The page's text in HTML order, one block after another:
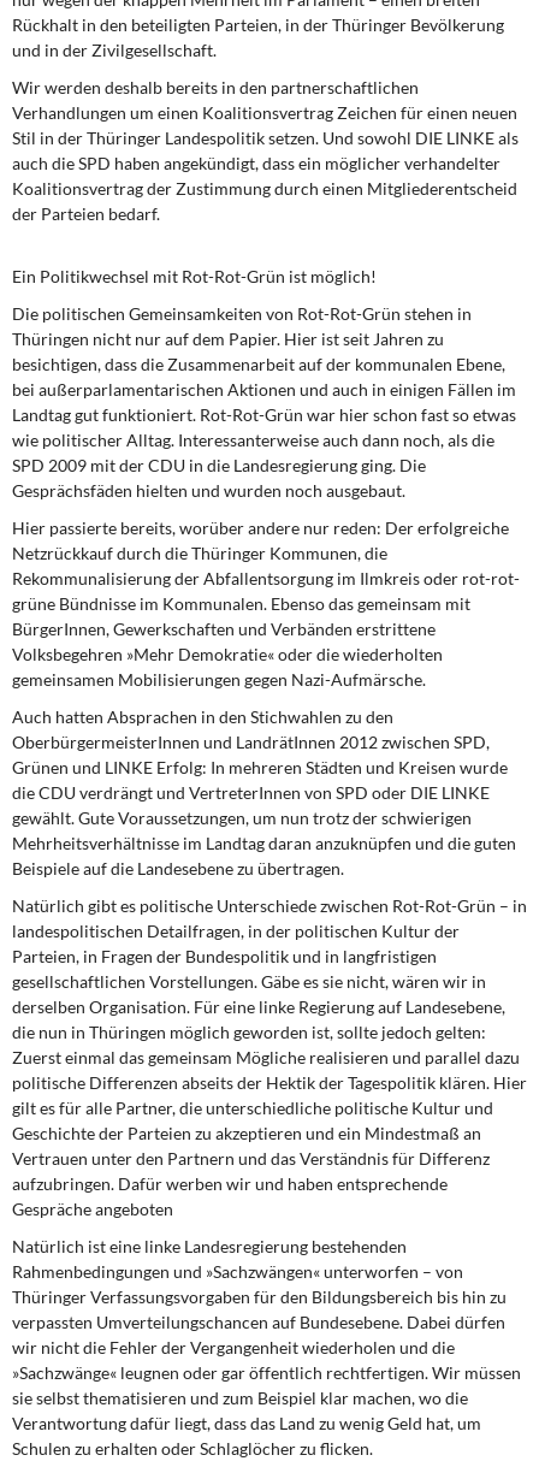
Rückhalt in den beteiligten Parteien, in der Thüringer Bevölkerung
und in der Zivilgesellschaft.
Wir werden deshalb bereits in den partnerschaftlichen
Verhandlungen um einen Koalitionsvertrag Zeichen für einen neuen
Stil in der Thüringer Landespolitik setzen. Und sowohl DIE LINKE als
auch die SPD haben angekündigt, dass ein möglicher verhandelter
Koalitionsvertrag der Zustimmung durch einen Mitgliederentscheid
der Parteien bedarf.
Ein Politikwechsel mit Rot-Rot-Grün ist möglich!
Die politischen Gemeinsamkeiten von Rot-Rot-Grün stehen in
Thüringen nicht nur auf dem Papier. Hier ist seit Jahren zu
besichtigen, dass die Zusammenarbeit auf der kommunalen Ebene,
bei außerparlamentarischen Aktionen und auch in einigen Fällen im
Landtag gut funktioniert. Rot-Rot-Grün war hier schon fast so etwas
wie politischer Alltag. Interessanterweise auch dann noch, als die
SPD 2009 mit der CDU in die Landesregierung ging. Die
Gesprächsfäden hielten und wurden noch ausgebaut.
Hier passierte bereits, worüber andere nur reden: Der erfolgreiche
Netzrückkauf durch die Thüringer Kommunen, die
Rekommunalisierung der Abfallentsorgung im Ilmkreis oder rot-rot-
grüne Bündnisse im Kommunalen. Ebenso das gemeinsam mit
BürgerInnen, Gewerkschaften und Verbänden erstrittene
Volksbegehren »Mehr Demokratie« oder die wiederholten
gemeinsamen Mobilisierungen gegen Nazi-Aufmärsche.
Auch hatten Absprachen in den Stichwahlen zu den
OberbürgermeisterInnen und LandrätInnen 2012 zwischen SPD,
Grünen und LINKE Erfolg: In mehreren Städten und Kreisen wurde
die CDU verdrängt und VertreterInnen von SPD oder DIE LINKE
gewählt. Gute Voraussetzungen, um nun trotz der schwierigen
Mehrheitsverhältnisse im Landtag daran anzuknüpfen und die guten
Beispiele auf die Landesebene zu übertragen.
Natürlich gibt es politische Unterschiedezwischen Rot-Rot-Grün – in
landespolitischen Detailfragen, in der politischen Kultur der
Parteien, in Fragen der Bundespolitik und in langfristigen
gesellschaftlichen Vorstellungen. Gäbe es sie nicht, wären wir in
derselben Organisation. Für eine linke Regierung auf Landesebene,
die nun in Thüringen möglich geworden ist, sollte jedoch gelten:
Zuerst einmal das gemeinsam Mögliche realisieren und parallel dazu
politische Differenzen abseits der Hektik der Tagespolitik klären. Hier
gilt es für alle Partner, die unterschiedliche politische Kultur und
Geschichte der Parteien zu akzeptieren und ein Mindestmaß an
Vertrauen unter den Partnern und das Verständnis für Differenz
aufzubringen. Dafür werben wir und haben entsprechende
Gespräche angeboten
Natürlich ist eine linke Landesregierung bestehenden
Rahmenbedingungen und »Sachzwängen« unterworfen – von
Thüringer Verfassungsvorgaben für den Bildungsbereich bis hin zu
verpassten Umverteilungschancen auf Bundesebene. Dabei dürfen
wir nicht die Fehler der Vergangenheit wiederholen und die
»Sachzwänge« leugnen oder gar öffentlich rechtfertigen. Wir müssen
sie selbst thematisieren und zum Beispiel klar machen, wo die
Verantwortung dafür liegt, dass das Land zu wenig Geld hat, um
Schulen zu erhalten oder Schlaglöcher zu flicken.